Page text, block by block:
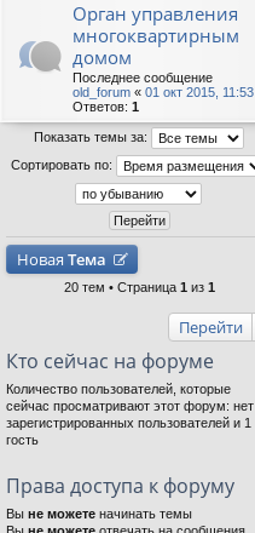
Орган управления
многоквартирным
домом
Последнее сообщение
old_forum « 01 окт 2015, 11:53
Ответов: 1
Показать темы за:
Сортировать по:
Новая Тема
20 тем • Страница 1 из 1
Перейти
Кто сейчас на форуме
Количество пользователей, которые
сейчас просматривают этот форум: нет
зарегистрированных пользователей и 1
гость
Права доступа к форуму
Вы не можете начинать темы